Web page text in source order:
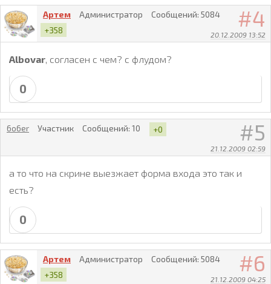
4
20.12.2009 13:52
Артем Администратор Сообщений: 5084
+358
Albovar, согласен с чем? с флудом?
0
5
21.12.2009 02:59
6o6er Участник Сообщений: 10 +0
а то что на скрине выезжает форма входа это так и
есть?
0
6
21.12.2009 04:25
Артем Администратор Сообщений: 5084
+358